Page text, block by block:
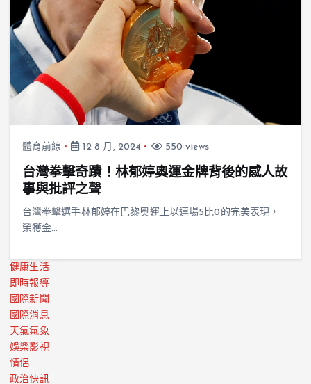
體育前線 12 8 月, 2024 550 views
台灣拳擊奇蹟！林郁婷奧運金牌背後的感人故
事與批評之聲
台灣拳擊選手林郁婷在巴黎奧運上以連場5比0的完美表現，
榮獲金…
健康生活
即時報導
國際新聞
國際消息
天氣氣象
娛樂影視
情侶
政治快訊